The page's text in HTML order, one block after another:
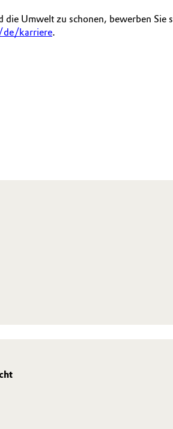
Umwelt zu schonen, bewerben Sie
de/karriere.